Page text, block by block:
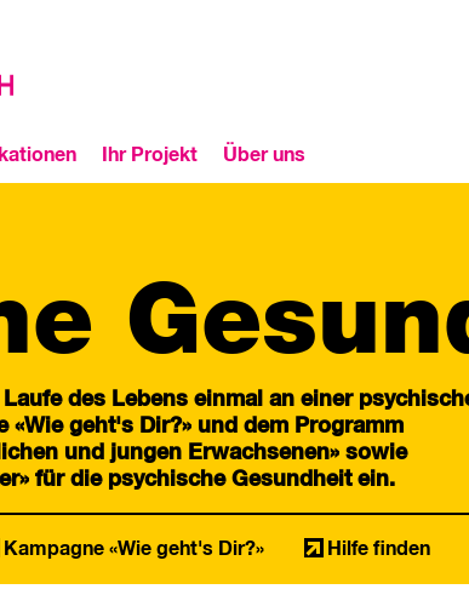
Ihr Projekt Über uns
des Lebens einmal an einer
«Wie geht's Dir?» und dem Programm
und jungen Erwachsenen» sowie
für die psychische Gesundheit ein.
Kampagne «Wie geht's Dir?» Hilfe finden